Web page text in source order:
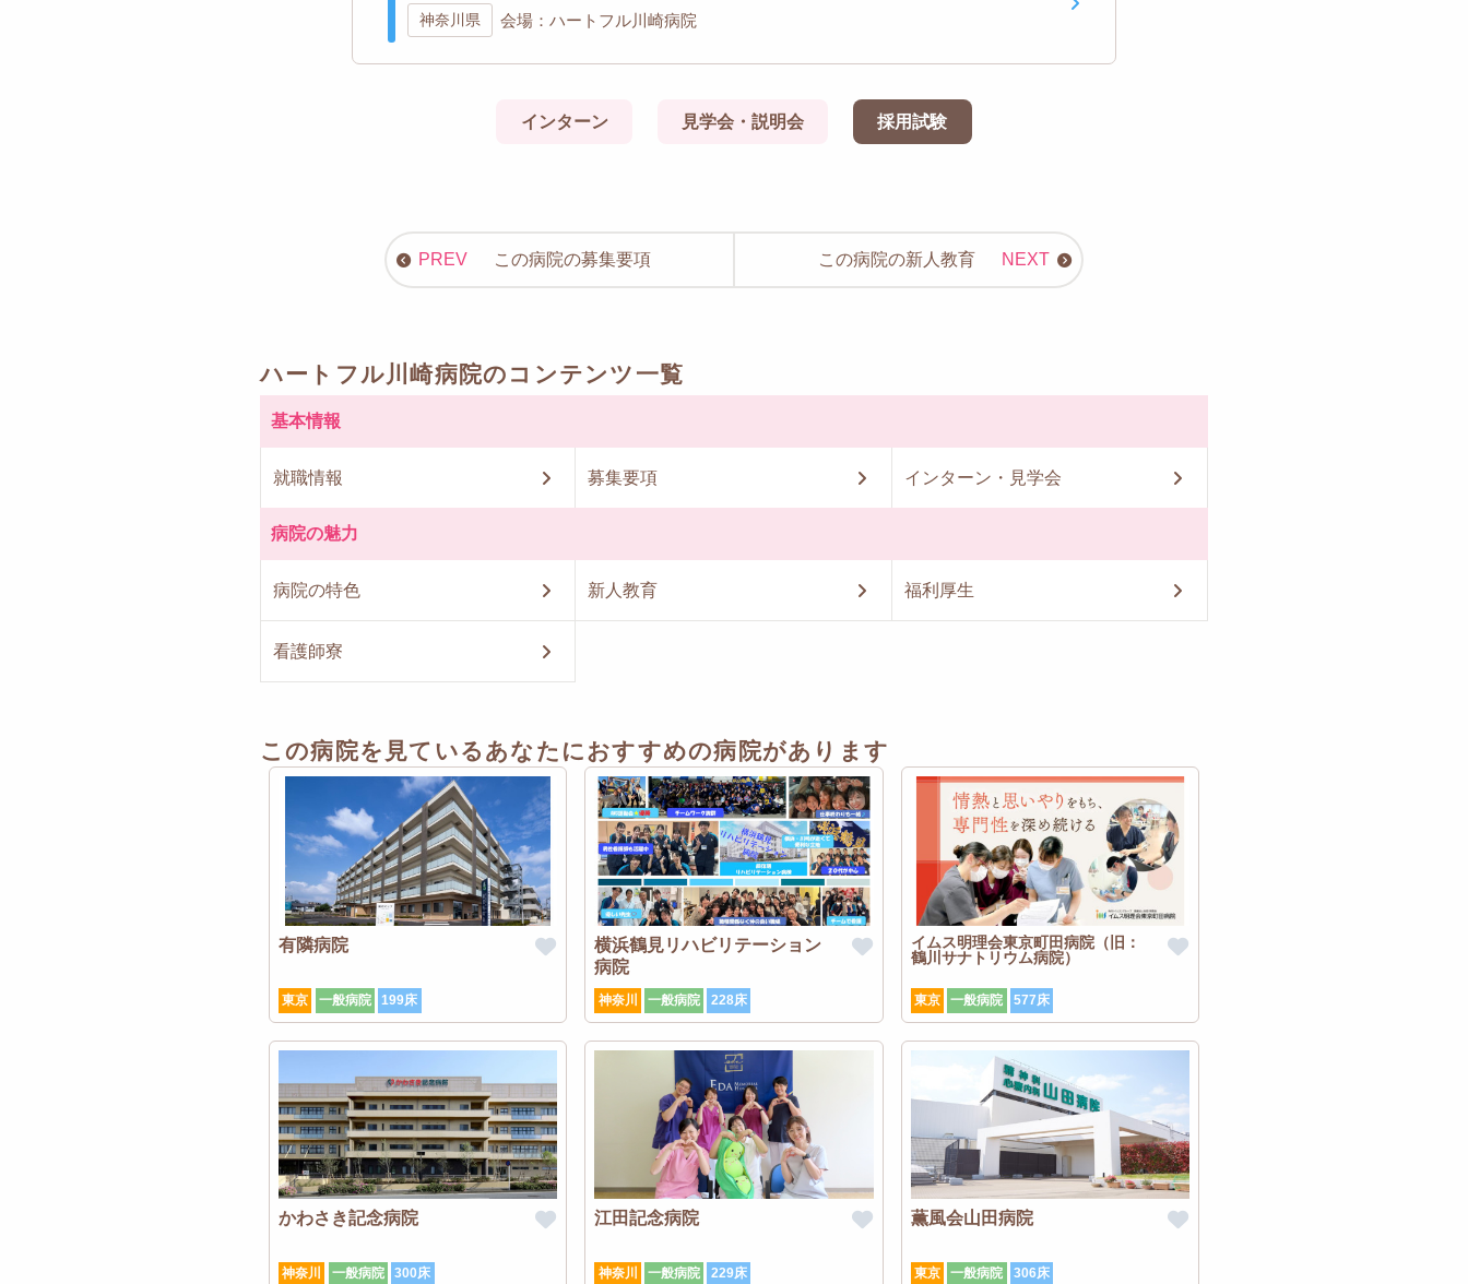
神奈川県 会場：ハートフル川崎病院
インターン 見学会・説明会 採用試験
この病院の募集要項 この病院の新人教育
ハートフル川崎病院のコンテンツ一覧
基本情報
就職情報 募集要項 インターン・見学会
病院の魅力
病院の特色 新人教育 福利厚生
看護師寮
この病院を見ているあなたにおすすめの病院があります
有隣病院
東京 一般病院 199床
横浜鶴見リハビリテーション
病院
神奈川 一般病院 228床
イムス明理会東京町田病院（旧：
鶴川サナトリウム病院）
東京 一般病院 577床
かわさき記念病院
神奈川 一般病院 300床
江田記念病院
神奈川 一般病院 229床
薫風会山田病院
東京 一般病院 306床